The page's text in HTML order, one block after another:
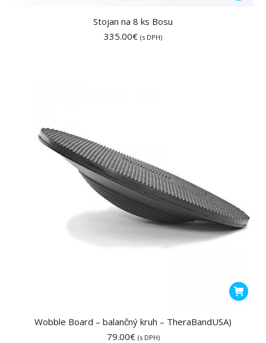
Stojan na 8 ks Bosu
335.00€ (s DPH)
Wobble Board – balančný kruh – TheraBandUSA)
79.00€ (s DPH)